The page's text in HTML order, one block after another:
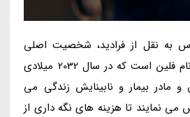
به نقل از فرادید، شخصیت اصلی
سریال دختر جوانی به نام فلین است که در سال 2032 میلادی
و مادر بیمار و نابینایش زندگی می
می نمایند تا هزینه های نگه داری از